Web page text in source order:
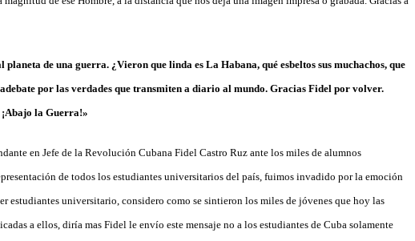
de una guerra. ¿Vieron que linda es La Habana, qué esbeltos sus muchachos, que
por las verdades que transmiten a diario al mundo. Gracias Fidel por volver.
la Guerra!»
en Jefe de la Revolución Cubana Fidel Castro Ruz ante los miles de alumnos
de todos los estudiantes universitarios del país, fuimos invadido por la emoción
estudiantes universitario, considero como se sintieron los miles de jóvenes que hoy las
a ellos, diría mas Fidel le envío este mensaje no a los estudiantes de Cuba solamente